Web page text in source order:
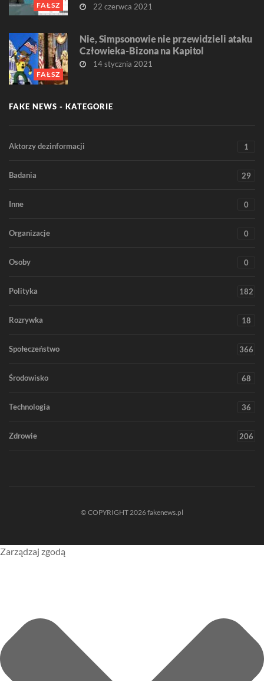
FAŁSZ 22 czerwca 2021
FAŁSZ
Nie, Simpsonowie nie przewidzieli ataku
Człowieka-Bizona na Kapitol
14 stycznia 2021
FAKE NEWS - KATEGORIE
Aktorzy dezinformacji 1
Badania 29
Inne 0
Organizacje 0
Osoby 0
Polityka 182
Rozrywka 18
Społeczeństwo 366
Środowisko 68
Technologia 36
Zdrowie 206
© COPYRIGHT 2026 fakenews.pl
Zarządzaj zgodą